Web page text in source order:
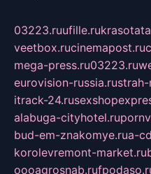
03223.ruufille.ru
veetbox.rucinemapost.ru
mega-press.ru03223.ru
eurovision-russia.rustrah-
itrack-24.ru
alabuga-cityhotel.ru
bud-em-znakomye.rua-
korolevremont-market.ru
oooagrosnab.ru